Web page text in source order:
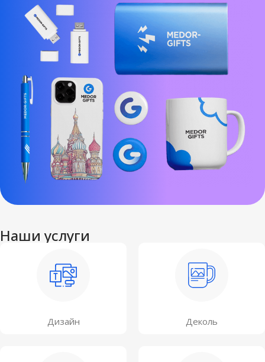
Наши услуги
Дизайн Деколь